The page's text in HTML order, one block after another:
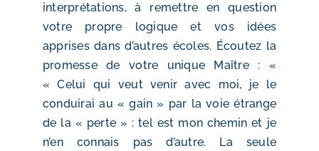
interprétations, à remettre en question
votre propre logique et vos idées
apprises dans d’autres écoles. Écoutez la
promesse de votre unique Maître : «
« Celui qui veut venir avec moi, je le
conduirai au « gain » par la voie étrange
de la « perte » : tel est mon chemin et je
n’en connais pas d’autre. La seule